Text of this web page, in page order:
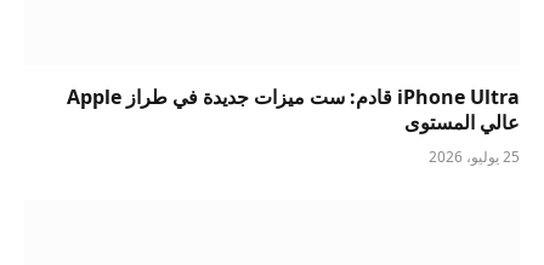
iPhone Ultra قادم: ست ميزات جديدة في طراز Apple
عالي المستوى
25 يوليو، 2026